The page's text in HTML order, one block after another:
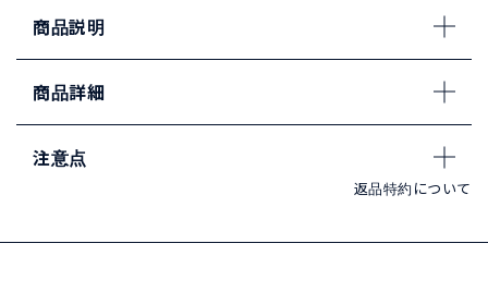
商品説明
商品詳細
注意点
返品特約について